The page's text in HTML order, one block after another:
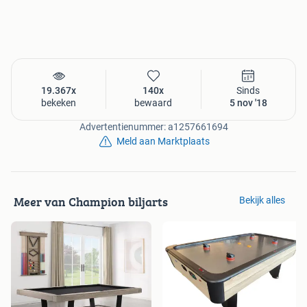
TOPPER! Stoere zware mat zwarte voetbaltafel met een
forse body en 4 stevige poten.
Alle buitenzijdes zijn voorzien van een sterke PVC
matzwarte toplaag fraai gecombineerd met een grijs
speelveld met zwarte lijnen wat de stoere looks compleet
maakt voor veel gezellige potjes samen.
weegt 50kg wat een mooi gewicht is voor een fanatieke
ronde met 4 volwassenen en niet te zwaar dat de stangen
te snel krom getrokken worden. De sterke doorlopende
16mm dikke metalen stangen lopen lekker soepel in
kogellagers en zijn voorzien van fijn in de hand liggende
handvaten. Alles zit met bouten/moeren vast (niets
gegoten) zodat alles vervangbaar is. Zo bent u verzekerd
van een lange levensduur. ... Dus een absolute aanrader!
19.367x
bekeken
140x
bewaard
Sinds
5 nov '18
Advertentienummer: a1257661694
Meld aan Marktplaats
Meer van Champion biljarts Bekijk alles